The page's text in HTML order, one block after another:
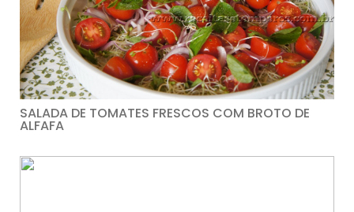
SALADA DE TOMATES FRESCOS COM BROTO DE
ALFAFA